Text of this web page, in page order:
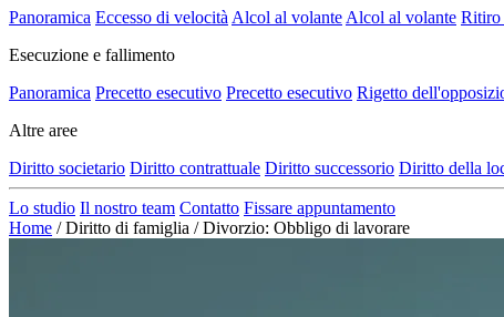
Panoramica Eccesso di velocità Alcol al volante Alcol al volante Ritiro
Esecuzione e fallimento
Panoramica Precetto esecutivo Precetto esecutivo Rigetto
Altre aree
Diritto societario Diritto contrattuale Diritto successorio Diritto della
Lo studio Il nostro team Contatto Fissare appuntamento
Home / Diritto di famiglia / Divorzio: Obbligo di lavorare